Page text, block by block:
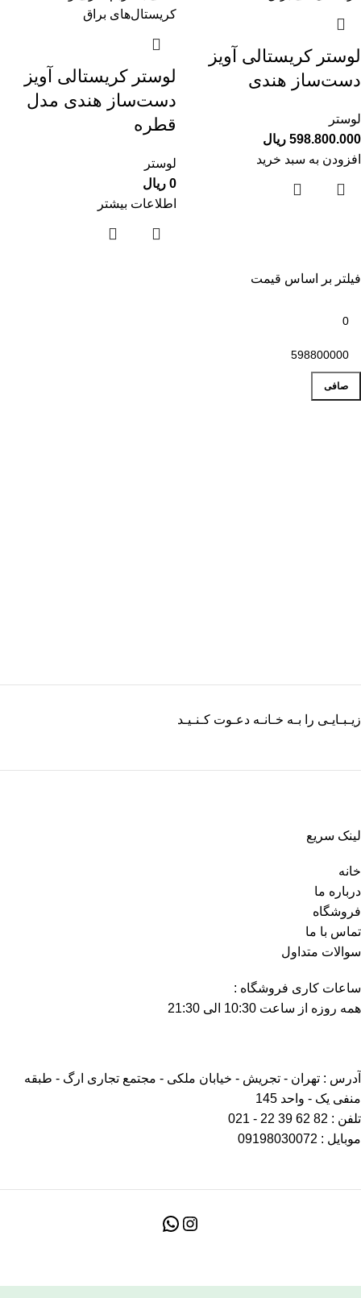
فیلتر بر اساس قیمت
صافی
لوستر کریستالی آویز
دست‌ساز هندی
لوستر
598.800.000 ریال
افزودن به سبد خرید
لوستر کریستالی آویز
دست‌ساز هندی مدل
قطره
لوستر
0 ریال
اطلاعات بیشتر
زیـبـایـی را بـه خـانـه دعـوت کـنـیـد
لینک سریع
خانه
درباره ما
فروشگاه
تماس با ما
سوالات متداول
ساعات کاری فروشگاه :
همه روزه از ساعت 10:30 الی 21:30
آدرس : تهران - تجریش - خیابان ملکی - مجتمع تجاری ارگ - طبقه
منفی یک - واحد 145
تلفن : 82 62 39 22 - 021
موبایل : 09198030072